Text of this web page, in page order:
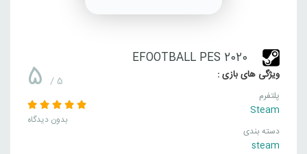
EFOOTBALL PES 2020
ویژگی های بازی :
پلتفرم
Steam
دسته بندی
steam
5 / 5
بدون دیدگاه